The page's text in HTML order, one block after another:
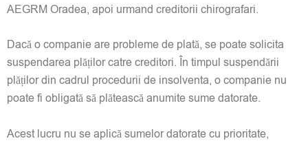
AEGRM Oradea, apoi urmand creditorii chirografari.
Dacă o companie are probleme de plată, se poate solicita
suspendarea plăților catre creditori. În timpul suspendării
plăților din cadrul procedurii de insolventa, o companie nu
poate fi obligată să plătească anumite sume datorate.
Acest lucru nu se aplică sumelor datorate cu prioritate,